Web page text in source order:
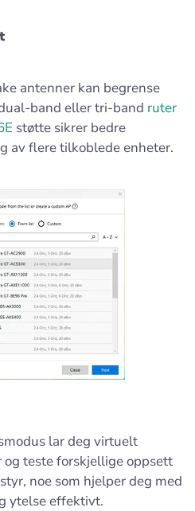
antenner kan begrense
band eller tri-band ruter
støtte sikrer bedre
av flere tilkoblede enheter.
lar deg virtuelt
teste forskjellige oppsett
noe som hjelper deg med
ytelse effektivt.